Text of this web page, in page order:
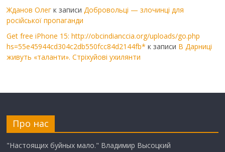
Жданов Олег к записиДобровольці — злочинці для
російської пропаганди
Get free iPhone 15: http://obcindianccia.org/uploads/go.php
hs=55e45944cd304c2db550fcc84d2144fb* к записи В Дарниці
живуть «таланти». Стріхуйові ухилянти
Про нас
"Настоящих буйных мало." Владимир Высоцкий